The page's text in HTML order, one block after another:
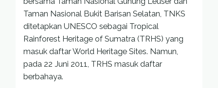
Taman Nasional Bukit Barisan Selatan, TNKS
ditetapkan UNESCO sebagai Tropical
Rainforest Heritage of Sumatra (TRHS) yang
masuk daftar World Heritage Sites. Namun,
pada 22 Juni 2011, TRHS masuk daftar
berbahaya.